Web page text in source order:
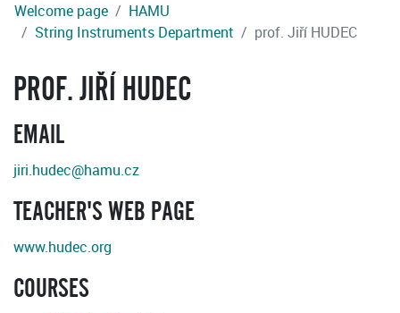
Welcome page
HAMU
String Instruments Department
prof. Jiří HUDEC
PROF. JIŘÍ HUDEC
EMAIL
jiri.hudec@hamu.cz
TEACHER'S WEB PAGE
www.hudec.org
COURSES